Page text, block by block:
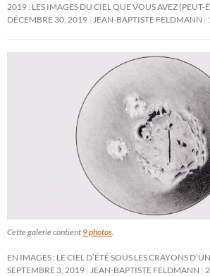
2019 : LES IMAGES DU CIEL QUE VOUS AVEZ (PEUT-
DÉCEMBRE 30, 2019
JEAN-BAPTISTE FELDMANN
Cette galerie contient 9 photos
EN IMAGES : LE CIEL D’ÉTÉ SOUS LES CRAYONS
SEPTEMBRE 3, 2019
JEAN-BAPTISTE FELDMANN